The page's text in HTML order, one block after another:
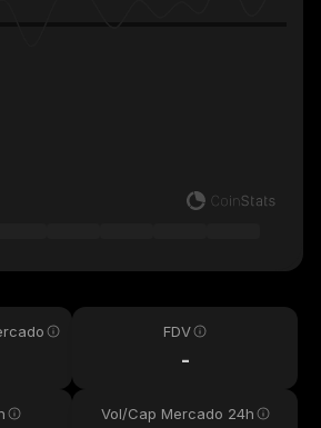
FDV
-
Vol/Cap Mercado 24h